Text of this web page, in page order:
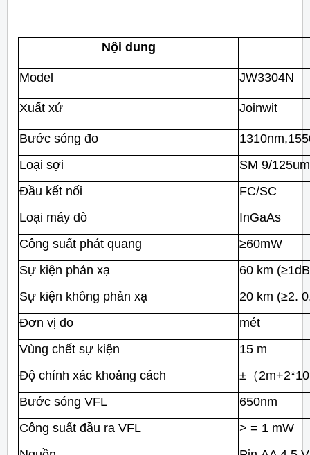
Nội dung
Model JW3304N
Xuất xứ Joinwit
Bước sóng đo 1310nm,
Loại sợi
SM 9/
Đầu kết nối
FC/SC
Loại máy dò
InGaAs
Công suất phát quang
≥60mW
Sự kiện phản xạ
60 km
Sự kiện không phản xạ
20 km (≥2.
Đơn vị đo
mét
Vùng chết sự kiện
15 m
Độ chính xác khoảng cách
±（
Bước sóng VFL
650nm
Công suất đầu ra VFL
> = 1 mW